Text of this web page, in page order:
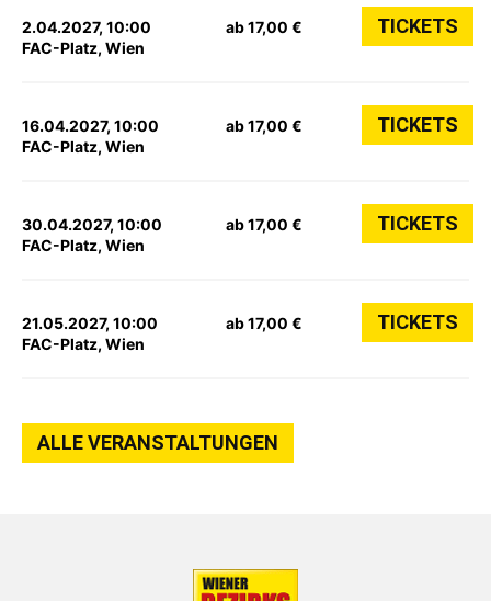
2.04.2027, 10:00
FAC-Platz, Wien
ab 17,00 € TICKETS
16.04.2027, 10:00
FAC-Platz, Wien
ab 17,00 € TICKETS
30.04.2027, 10:00
FAC-Platz, Wien
ab 17,00 € TICKETS
21.05.2027, 10:00
FAC-Platz, Wien
ab 17,00 € TICKETS
ALLE VERANSTALTUNGEN